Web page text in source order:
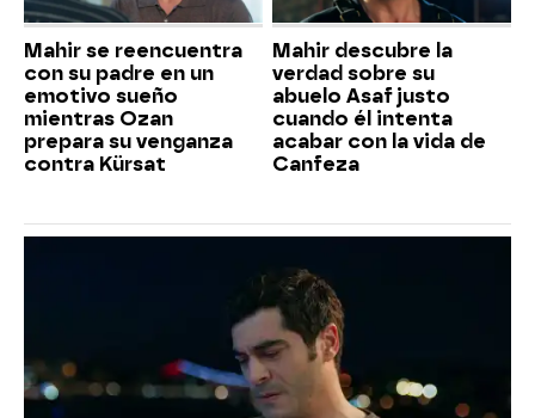
Mahir se reencuentra
con su padre en un
emotivo sueño
mientras Ozan
prepara su venganza
contra Kürsat
Mahir descubre la
verdad sobre su
abuelo Asaf justo
cuando él intenta
acabar con la vida de
Canfeza